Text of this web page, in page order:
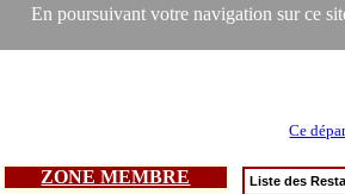
En poursuivant votre navigation sur ce
Ce
ZONE MEMBRE Liste des